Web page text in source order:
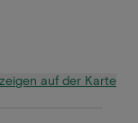
auf der Karte